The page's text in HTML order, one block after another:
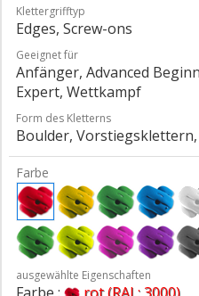
Klettergrifftyp
Edges, Screw-ons
Geeignet für
Anfänger, Advanced
Expert, Wettkampf
Form des Kletterns
Boulder,
Farbe
ausgewählte Eigenschaften